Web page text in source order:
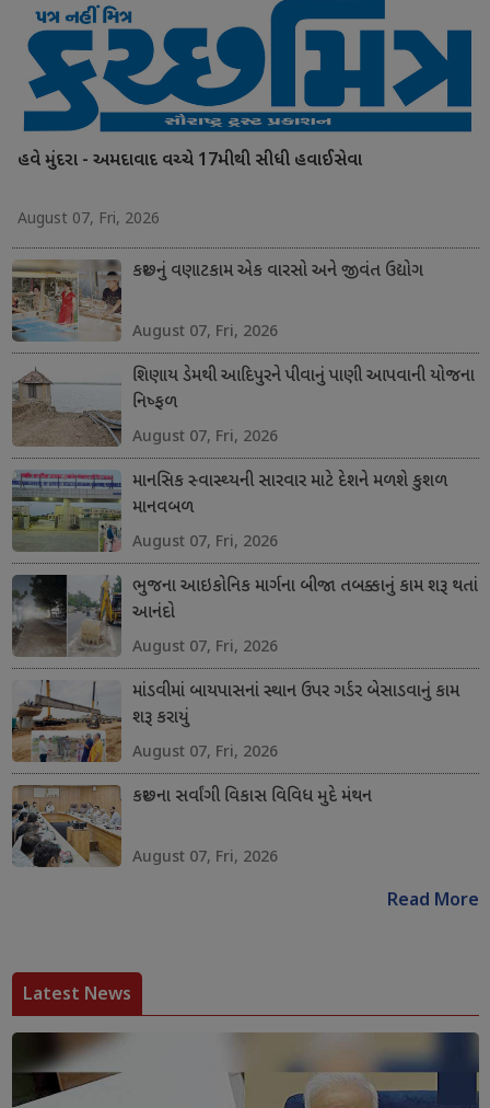
હવે મુંદરા - અમદાવાદ વચ્ચે 17મીથી સીધી હવાઈસેવા
August 07, Fri, 2026
કચ્છનું વણાટકામ એક વારસો અને જીવંત ઉદ્યોગ
August 07, Fri, 2026
શિણાય ડેમથી આદિપુરને પીવાનું પાણી આપવાની યોજના
નિષ્ફળ
August 07, Fri, 2026
માનસિક સ્વાસ્થ્યની સારવાર માટે દેશને મળશે કુશળ
માનવબળ
August 07, Fri, 2026
ભુજના આઇકોનિક માર્ગના બીજા તબક્કાનું કામ શરૂ થતાં
આનંદો
August 07, Fri, 2026
માંડવીમાં બાયપાસનાં સ્થાન ઉપર ગર્ડર બેસાડવાનું કામ
શરૂ કરાયું
August 07, Fri, 2026
કચ્છના સર્વાંગી વિકાસ વિવિધ મુદે મંથન
August 07, Fri, 2026
Read More
Latest News